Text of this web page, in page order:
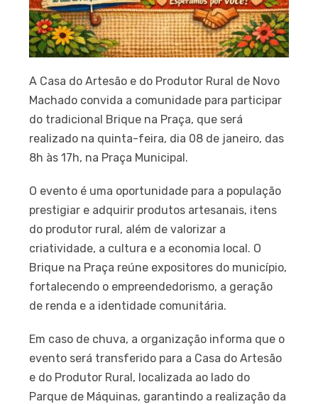
A Casa do Artesão e do Produtor Rural de Novo
Machado convida a comunidade para participar
do tradicional Brique na Praça, que será
realizado na quinta-feira, dia 08 de janeiro, das
8h às 17h, na Praça Municipal.
O evento é uma oportunidade para a população
prestigiar e adquirir produtos artesanais, itens
do produtor rural, além de valorizar a
criatividade, a cultura e a economia local. O
Brique na Praça reúne expositores do município,
fortalecendo o empreendedorismo, a geração
de renda e a identidade comunitária.
Em caso de chuva, a organização informa que o
evento será transferido para a Casa do Artesão
e do Produtor Rural, localizada ao lado do
Parque de Máquinas, garantindo a realização da